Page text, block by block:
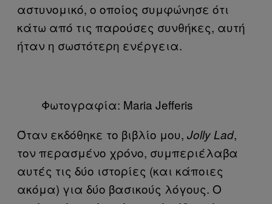
αστυνομικό, ο οποίος συμφώνησε ότι
κάτω από τις παρούσες συνθήκες, αυτή
ήταν η σωστότερη ενέργεια.
Φωτογραφία: Maria Jefferis
Όταν εκδόθηκε το βιβλίο μου, Jolly Lad,
τον περασμένο χρόνο, συμπεριέλαβα
αυτές τις δύο ιστορίες (και κάποιες
ακόμα) για δύο βασικούς λόγους. Ο